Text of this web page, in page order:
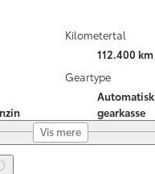
Kilometertal
112.400 km
Geartype
Automatisk
gearkasse
Vis mere